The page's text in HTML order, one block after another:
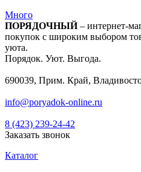
Много
ПОРЯДОЧНЫЙ– интернет-
покупок с широким выбором
уюта.
Порядок. Уют. Выгода.
690039, Прим. Край,
info@poryadok-online.ru
8 (423) 239-24-42
Заказать звонок
Каталог